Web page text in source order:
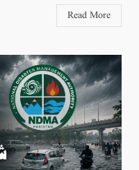
Read More